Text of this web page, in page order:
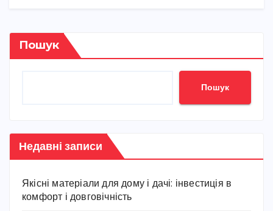
Пошук
Пошук
Недавні записи
Якісні матеріали для дому і дачі: інвестиція в
комфорт і довговічність